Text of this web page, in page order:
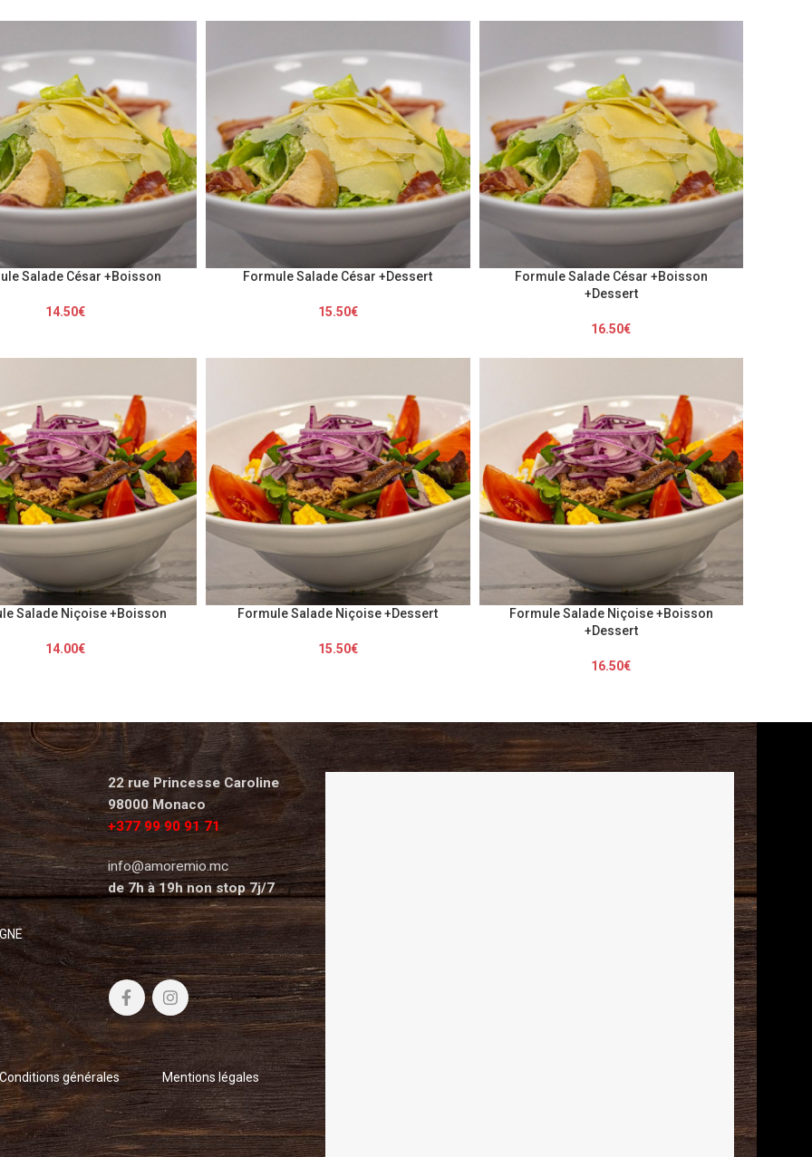
Salade César +Boisson
14.50€
Formule Salade César +Dessert
15.50€
Formule Salade César +Boisson
+Dessert
16.50€
Salade Niçoise +Boisson
14.00€
Formule Salade Niçoise +Dessert
15.50€
Formule Salade Niçoise +Boisson
+Dessert
16.50€
22 rue Princesse Caroline
98000 Monaco
+377 99 90 91 71
info@amoremio.mc
de 7h à 19h non stop 7j/7
générales Mentions légales